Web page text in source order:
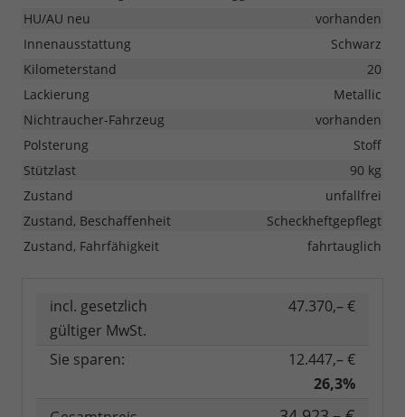
HU/AU neu
vorhanden
Innenausstattung
Schwarz
Kilometerstand
20
Lackierung
Metallic
Nichtraucher-Fahrzeug
vorhanden
Polsterung
Stoff
Stützlast
90 kg
Zustand
unfallfrei
Zustand, Beschaffenheit
Scheckheftgepflegt
Zustand, Fahrfähigkeit
fahrtauglich
incl. gesetzlich
gültiger MwSt.
47.370,– €
Sie sparen:
12.447,– €
26,3%